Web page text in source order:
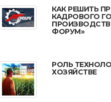
КАК РЕШИТЬ
КАДРОВОГО
ФОРУМ»
РОЛЬ
ХОЗЯЙСТВЕ